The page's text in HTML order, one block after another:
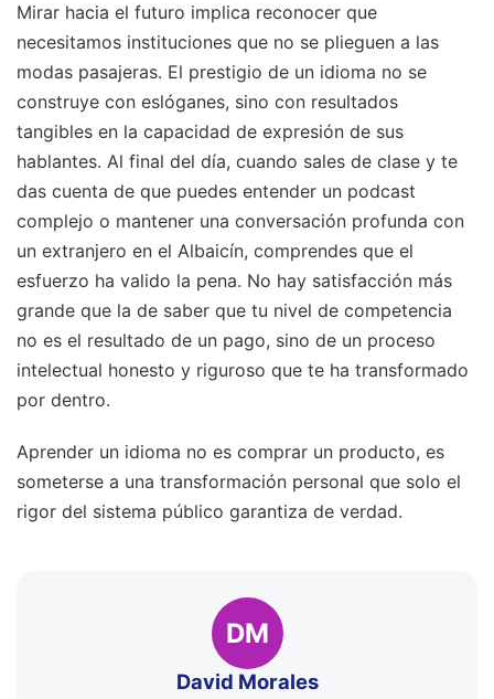
Mirar hacia el futuro implica reconocer que
necesitamos instituciones que no se plieguen a las
modas pasajeras. El prestigio de un idioma no se
construye con eslóganes, sino con resultados
tangibles en la capacidad de expresión de sus
hablantes. Al final del día, cuando sales de clase y te
das cuenta de que puedes entender un podcast
complejo o mantener una conversación profunda con
un extranjero en el Albaicín, comprendes que el
esfuerzo ha valido la pena. No hay satisfacción más
grande que la de saber que tu nivel de competencia
no es el resultado de un pago, sino de un proceso
intelectual honesto y riguroso que te ha transformado
por dentro.
Aprender un idioma no es comprar un producto, es
someterse a una transformación personal que solo el
rigor del sistema público garantiza de verdad.
DM
David Morales